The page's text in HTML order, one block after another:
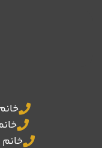
خانم
خانم
خانم